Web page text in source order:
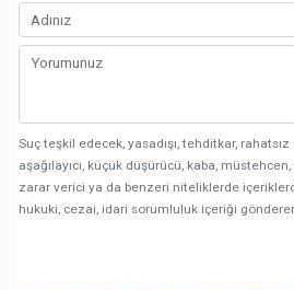
Suç teşkil edecek, yasadışı, tehditkar,
aşağılayıcı, küçük düşürücü, kaba,
zarar verici ya da benzeri niteliklerde
hukuki, cezai, idari sorumluluk içeriği